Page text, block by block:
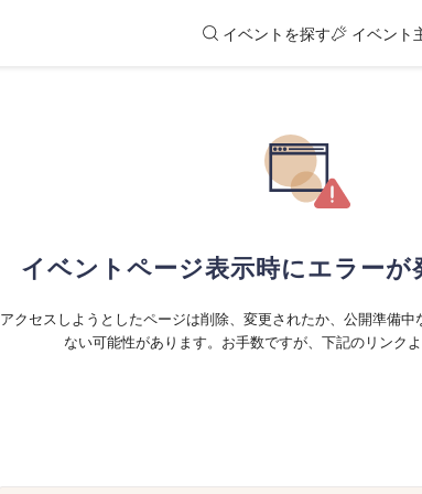
イベントを探す イベント
イベントページ表示時にエラーが
アクセスしようとしたページは削除、変更されたか、公開準備中
ない可能性があります。お手数ですが、下記のリンクよ